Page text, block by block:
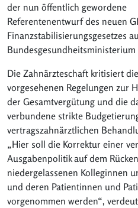
der nun öffentlich gewordene
Referentenentwurf des neuen
Finanzstabilisierungsgesetzes
Die Zahnärzteschaft kritisiert die
vorgesehenen Regelungen zur
der Gesamtvergütung und die
verbundene strikte
vertragszahnärztlichen
„Hier soll die Korrektur einer
Ausgabenpolitik auf dem
niedergelassenen Kolleginnen
und deren Patientinnen und
vorgenommen werden“,